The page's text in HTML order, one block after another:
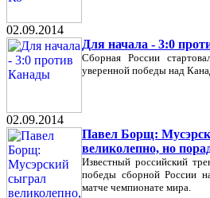
02.09.2014
Для начала - 3:0
Сборная России
уверенной победы над
02.09.2014
Павел Борщ:
великолепно, но
Известный российский
победы сборной России
матче чемпионате мира.